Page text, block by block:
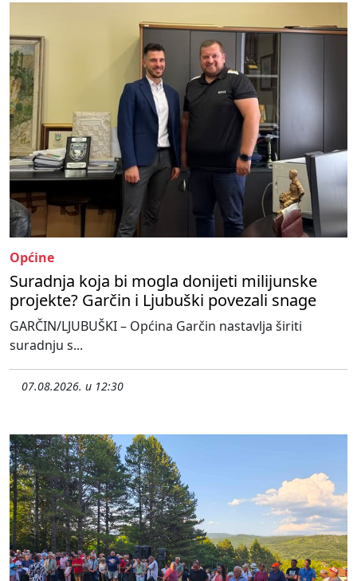
Općine
Suradnja koja bi mogla donijeti milijunske
projekte? Garčin i Ljubuški povezali snage
GARČIN/LJUBUŠKI – Općina Garčin nastavlja širiti
suradnju s...
07.08.2026. u 12:30